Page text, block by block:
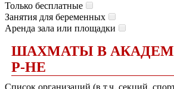
Только бесплатные
Занятия для беременных
Аренда зала или площадки
ШАХМАТЫ В
Р-НЕ
Список организаций (в т.ч. секций,